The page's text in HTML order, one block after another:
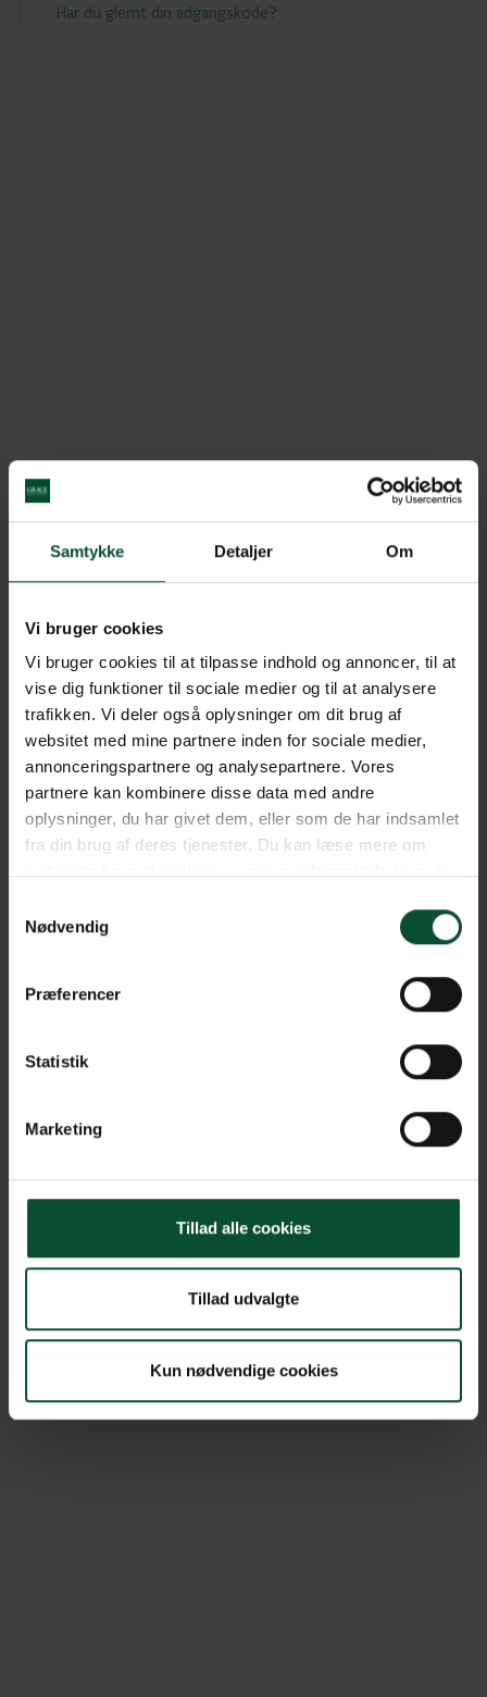
Samtykke Detaljer Om
Vi bruger cookies
Vi bruger cookies til at tilpasse indhold og annoncer, til at
vise dig funktioner til sociale medier og til at analysere
trafikken. Vi deler også oplysninger om dit brug af
websitet med mine partnere inden for sociale medier,
annonceringspartnere og analysepartnere. Vores
partnere kan kombinere disse data med andre
oplysninger, du har givet dem, eller som de har indsamlet
fra din brug af deres tjenester. Du kan læse mere om
Nødvendig
Præferencer
Statistik
Marketing
Tillad alle cookies
Tillad udvalgte
Kun nødvendige cookies
Har du glemt din adgangskode?